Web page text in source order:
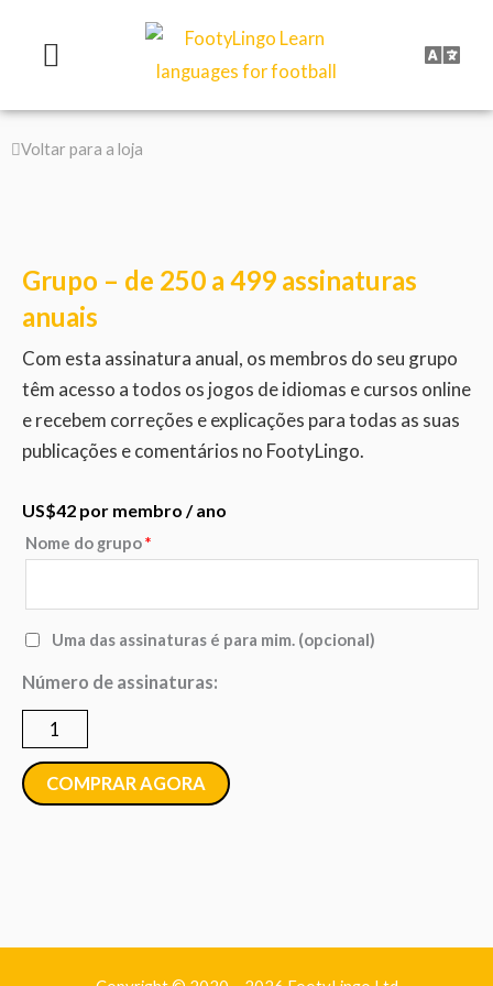
Voltar para a loja
Grupo – de 250 a 499 assinaturas
anuais
Com esta assinatura anual, os membros do seu grupo
têm acesso a todos os jogos de idiomas e cursos online
e recebem correções e explicações para todas as suas
publicações e comentários no FootyLingo.
US$42 por membro / ano
Nome do grupo*
Uma das assinaturas é para mim. (opcional)
Número de assinaturas:
Quantidade
Grupo
250
a
499
COMPRAR AGORA